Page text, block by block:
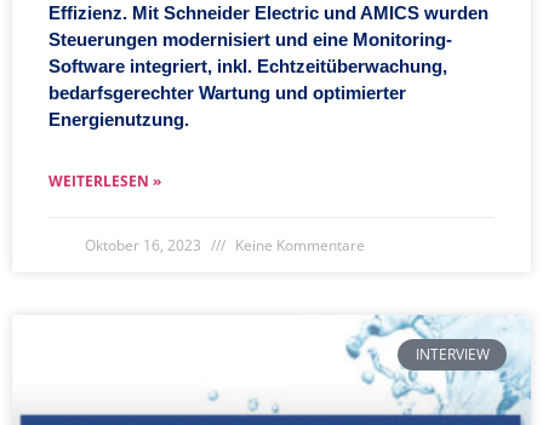
Effizienz. Mit Schneider Electric und AMICS wurden
Steuerungen modernisiert und eine Monitoring-
Software integriert, inkl. Echtzeitüberwachung,
bedarfsgerechter Wartung und optimierter
Energienutzung.
WEITERLESEN »
Oktober 16, 2023 Keine Kommentare
INTERVIEW